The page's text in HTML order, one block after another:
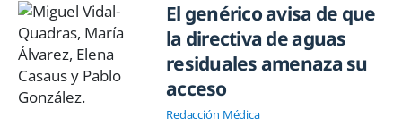
El genérico avisa de que
la directiva de aguas
residuales amenaza su
acceso
Redacción Médica